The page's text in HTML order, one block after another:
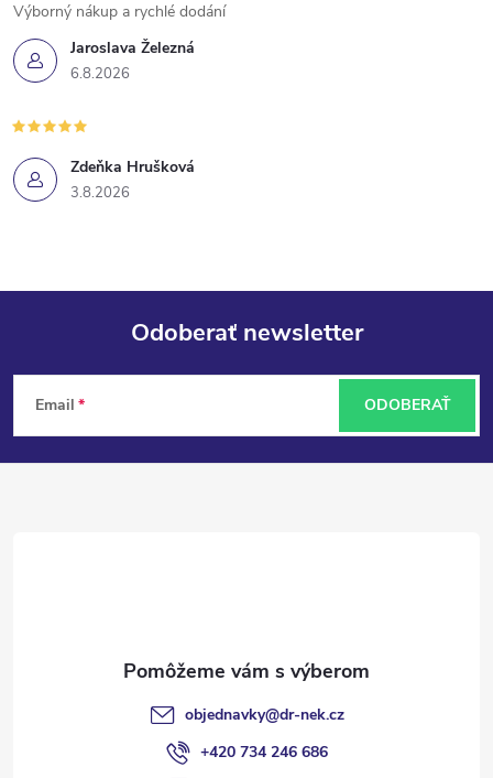
Jaroslava Železná
6.8.2026
Výborný nákup a rychlé dodání
Zdeňka Hrušková
3.8.2026
Z
á
Odoberať newsletter
Email ODOBERAŤ
objednavky@dr-nek.cz
+420 734 246 686